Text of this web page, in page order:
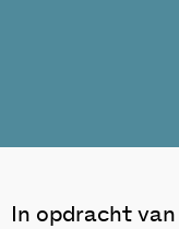
In opdracht